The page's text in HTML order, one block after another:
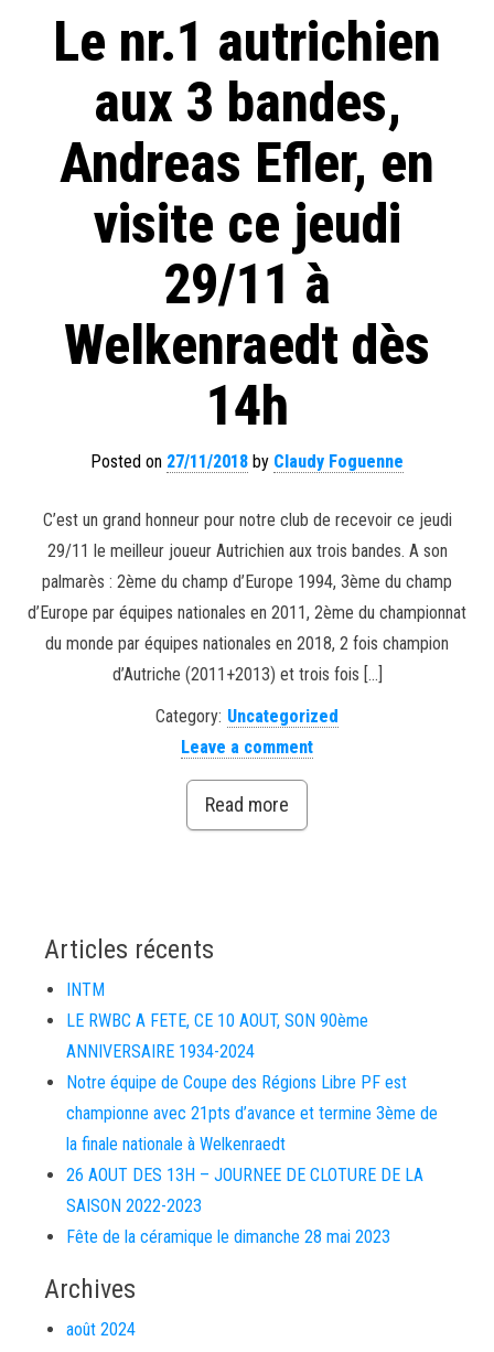
Le nr.1 autrichien
aux 3 bandes,
Andreas Efler, en
visite ce jeudi
29/11 à
Welkenraedt dès
14h
Posted on 27/11/2018 by Claudy Foguenne
C’est un grand honneur pour notre club de recevoir ce jeudi
29/11 le meilleur joueur Autrichien aux trois bandes. A son
palmarès : 2ème du champ d’Europe 1994, 3ème du champ
d’Europe par équipes nationales en 2011, 2ème du championnat
du monde par équipes nationales en 2018, 2 fois champion
d’Autriche (2011+2013) et trois fois […]
Category: Uncategorized
Leave a comment
Read more
Articles récents
INTM
LE RWBC A FETE, CE 10 AOUT, SON 90ème
ANNIVERSAIRE 1934-2024
Notre équipe de Coupe des Régions Libre PF est
championne avec 21pts d’avance et termine 3ème de
la finale nationale à Welkenraedt
26 AOUT DES 13H – JOURNEE DE CLOTURE DE LA
SAISON 2022-2023
Fête de la céramique le dimanche 28 mai 2023
Archives
août 2024